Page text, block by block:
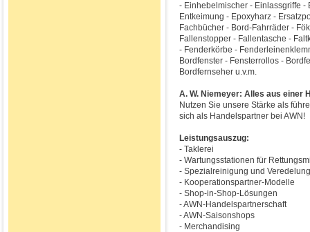
- Einhebelmischer - Einlassgriffe
Entkeimung - Epoxyharz -
Fachbücher - Bord-Fahrräder -
Fallenstopper - Fallentasche -
- Fenderkörbe -
Bordfenster - Fensterrollos -
Bordfernseher u.v.m.
A. W. Niemeyer: Alles aus einer
Nutzen Sie unsere Stärke als
sich als Handelspartner bei AWN!
Leistungsauszug:
- Taklerei
- Wartungsstationen für
- Spezialreinigung und Veredelung
- Kooperationspartner-Modelle
- Shop-in-Shop-Lösungen
- AWN-Handelspartnerschaft
- AWN-Saisonshops
- Merchandising